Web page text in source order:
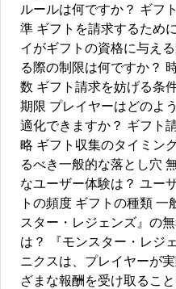
ルールは何ですか？ ギフ
準 ギフトを請求するため
イがギフトの資格に与え
る際の制限は何ですか？
数 ギフト請求を妨げる条
期限 プレイヤーはどのよ
適化できますか？ ギフト
略 ギフト収集のタイミン
るべき一般的な落とし穴
なユーザー体験は？ ユー
トの頻度 ギフトの種類
スター・レジェンズ』の
は？ 『モンスター・レジ
ニクスは、プレイヤーが
ざまな報酬を受け取るこ